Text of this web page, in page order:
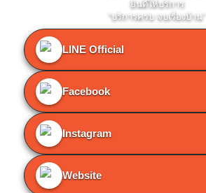
ยินดีให้บริการ
“บริการครบ จบเรื่องบ้าน”
LINE Official
Facebook
Instagram
Website